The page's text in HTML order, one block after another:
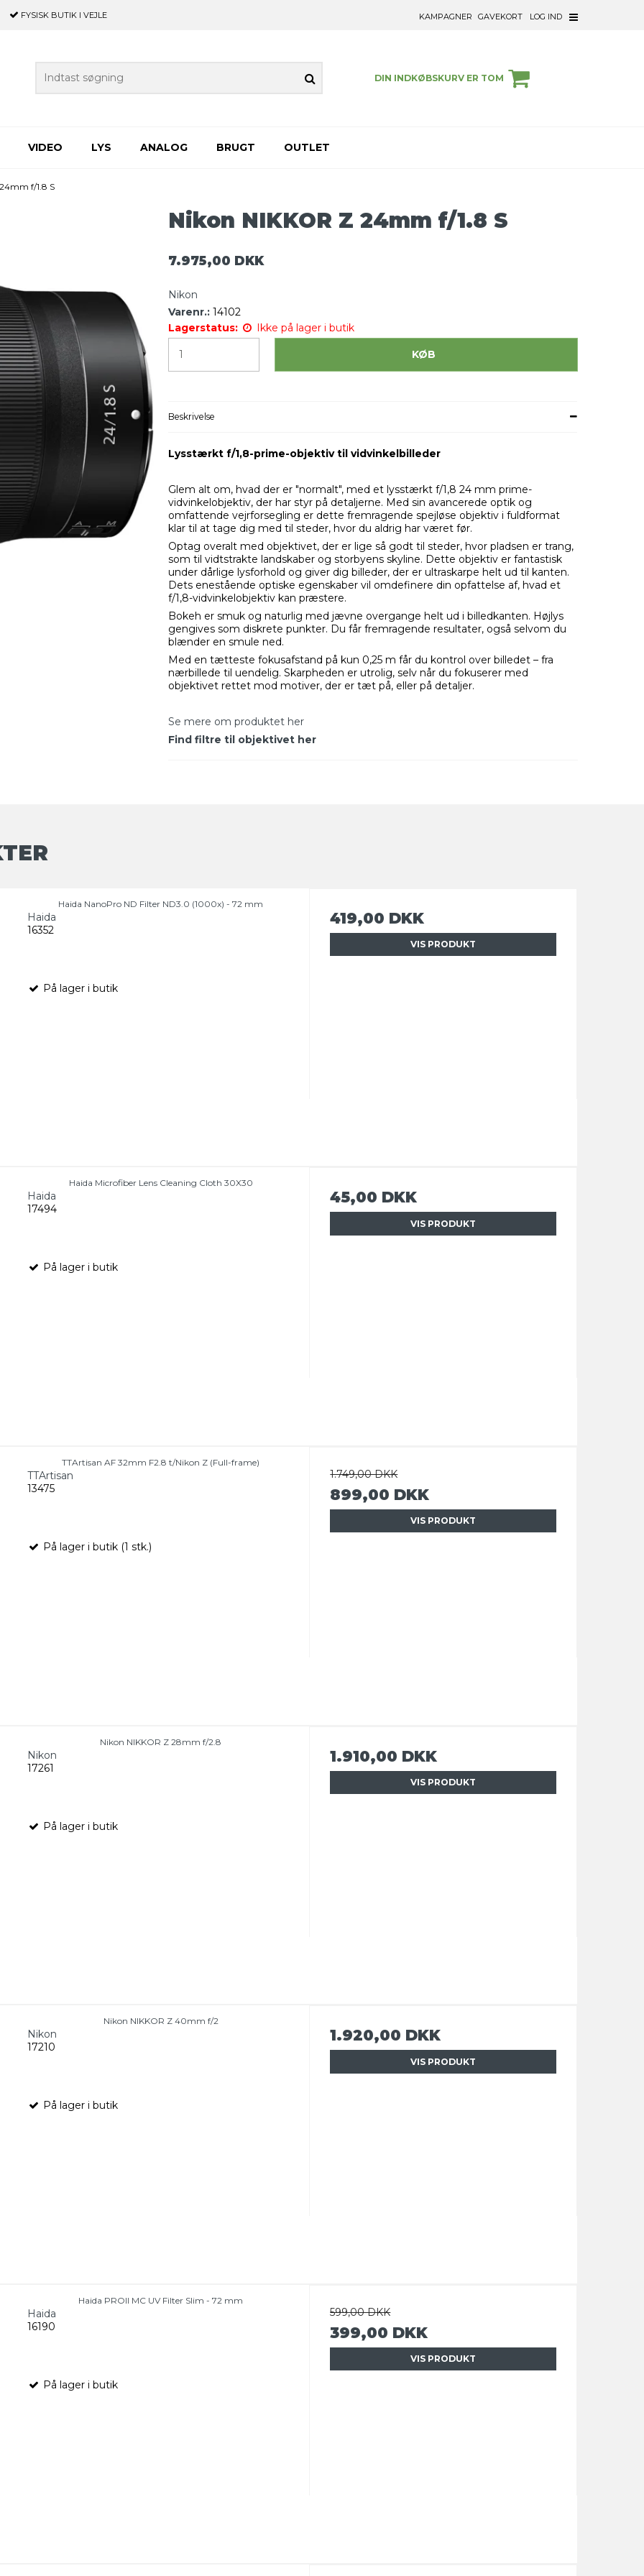
FYSISK BUTIK I VEJLE KAMPAGNER GAVEKORT LOG IND
DIN INDKØBSKURV ER TOM
VIDEO LYS ANALOG BRUGT OUTLET
f/1.8 S
Nikon NIKKOR Z 24mm f/1.8 S
7.975,00 DKK
Nikon
Varenr.: 14102
Lagerstatus:
Ikke på lager i butik
KØB
Beskrivelse
Lysstærkt f/1,8-prime-objektiv til vidvinkelbilleder
Glem alt om, hvad der er "normalt", med et lysstærkt f/1,8 24 mm prime-
vidvinkelobjektiv, der har styr på detaljerne. Med sin avancerede optik og
omfattende vejrforsegling er dette fremragende spejløse objektiv i fuldformat
klar til at tage dig med til steder, hvor du aldrig har været før.
Optag overalt med objektivet, der er lige så godt til steder, hvor pladsen er trang,
som til vidtstrakte landskaber og storbyens skyline. Dette objektiv er fantastisk
under dårlige lysforhold og giver dig billeder, der er ultraskarpe helt ud til kanten.
Dets enestående optiske egenskaber vil omdefinere din opfattelse af, hvad et
f/1,8-vidvinkelobjektiv kan præstere.
Bokeh er smuk og naturlig med jævne overgange helt ud i billedkanten. Højlys
gengives som diskrete punkter. Du får fremragende resultater, også selvom du
blænder en smule ned.
Med en tætteste fokusafstand på kun 0,25 m får du kontrol over billedet – fra
nærbillede til uendelig. Skarpheden er utrolig, selv når du fokuserer med
objektivet rettet mod motiver, der er tæt på, eller på detaljer.
Se mere om produktet her
Find filtre til objektivet her
Haida NanoPro ND Filter ND3.0 (1000x) - 72 mm
Haida
16352
På lager i butik
419,00 DKK
VIS PRODUKT
Haida Microfiber Lens Cleaning Cloth 30X30
Haida
17494
På lager i butik
45,00 DKK
VIS PRODUKT
TTArtisan AF 32mm F2.8 t/Nikon Z (Full-frame)
TTArtisan
13475
På lager i butik (1 stk.)
1.749,00 DKK
899,00 DKK
VIS PRODUKT
Nikon NIKKOR Z 28mm f/2.8
Nikon
17261
På lager i butik
1.910,00 DKK
VIS PRODUKT
Nikon NIKKOR Z 40mm f/2
Nikon
17210
På lager i butik
1.920,00 DKK
VIS PRODUKT
Haida PROII MC UV Filter Slim - 72 mm
Haida
16190
På lager i butik
599,00 DKK
399,00 DKK
VIS PRODUKT